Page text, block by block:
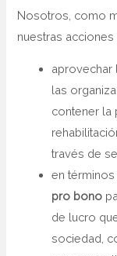
Nosotros, como
nuestras acciones
las
contener la
través de
en
pro bono
de lucro
sociedad,